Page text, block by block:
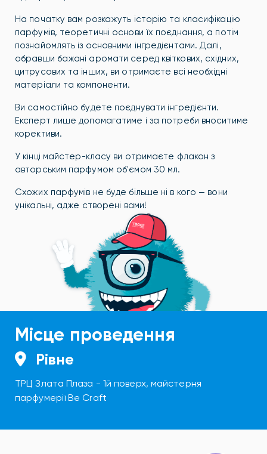
На початку вам розкажуть історію та класифікацію
парфумів, теоретичні основи їх поєднання, а потім
познайомлять із основними інгредієнтами. Далі,
обравши бажані аромати серед квіткових, східних,
цитрусових та інших, ви отримаєте всі необхідні
матеріали та компоненти.
Ви самостійно будете поєднувати інгредієнти.
Експерт лише допомагатиме і за потреби вноситиме
корективи.
У кінці майстер-класу ви отримаєте флакон з
авторським парфумом об'ємом 30 мл.
Схожих парфумів не буде більше ні в кого — вони
унікальні, адже створені вами!
Місце проведення
Рівне
ТРЦ Злата Плаза - 1й поверх, майстерня
парфумерії Be Craft